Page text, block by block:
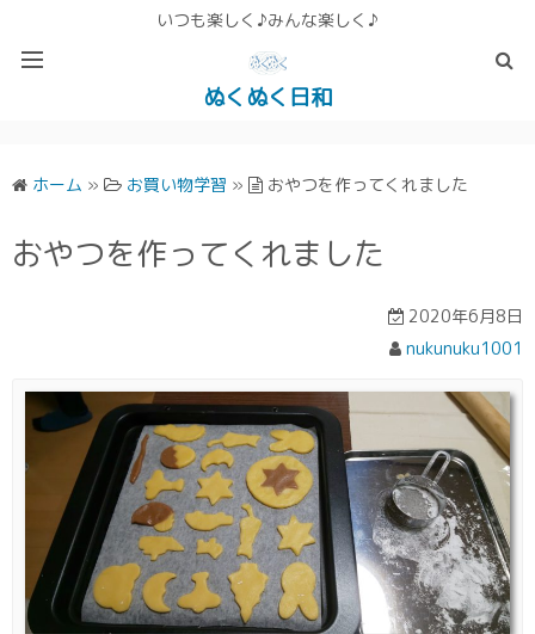
いつも楽しく♪みんな楽しく♪
ぬくぬく日和
ホーム » お買い物学習 » おやつを作ってくれました
おやつを作ってくれました
2020年6月8日
nukunuku1001